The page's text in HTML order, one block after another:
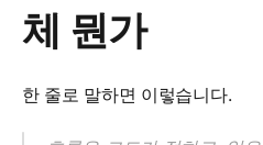
체 뭔가
한 줄로 말하면 이렇습니다.